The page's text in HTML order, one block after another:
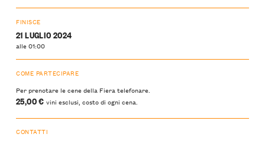
FINISCE
21 LUGLIO 2024
alle 01:00
COME PARTECIPARE
Per prenotare le cene della Fiera telefonare.
25,00 € vini esclusi, costo di ogni cena.
CONTATTI